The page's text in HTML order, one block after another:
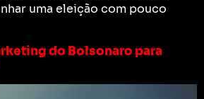
uma eleição com pouco
do Bolsonaro para